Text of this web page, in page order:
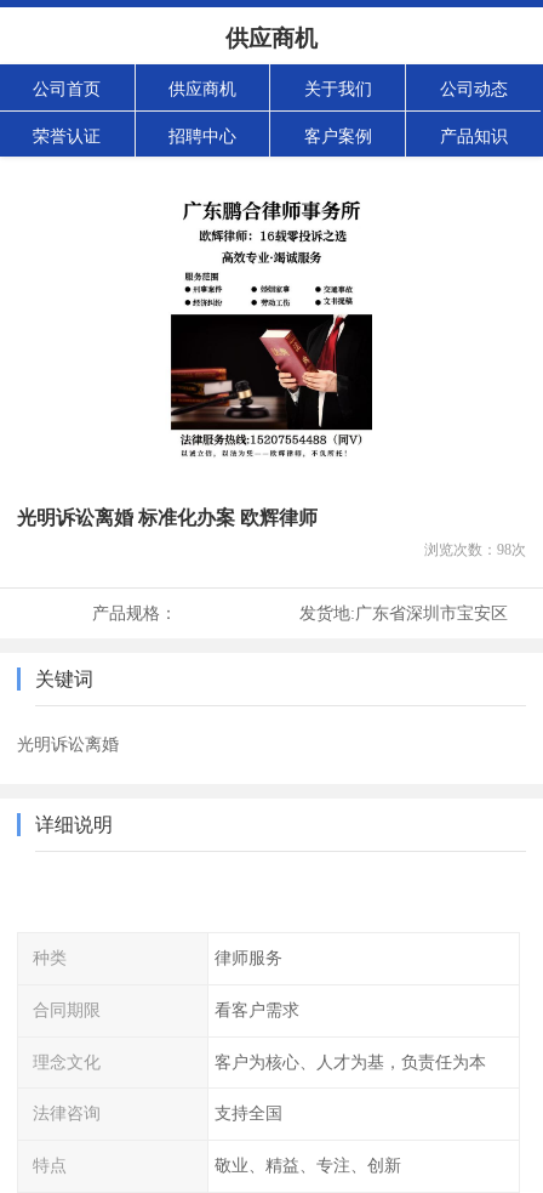
供应商机
公司首页 供应商机 关于我们 公司动态
荣誉认证 招聘中心 客户案例 产品知识
光明诉讼离婚 标准化办案 欧辉律师
浏览次数： 98次
产品规格： 发货地:广东省深圳市宝安区
关键词
光明诉讼离婚
详细说明
种类 律师服务
合同期限 看客户需求
理念文化 客户为核心、人才为基，负责任为本
法律咨询 支持全国
特点 敬业、精益、专注、创新